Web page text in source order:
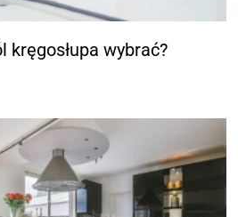
wybrać?